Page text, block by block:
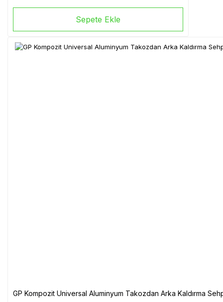
Sepete Ekle
GP Kompozit Universal Aluminyum Takozdan Arka Kaldırma